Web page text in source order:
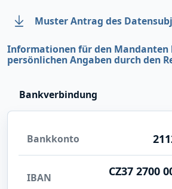
Muster Antrag des
Informationen für den Mandanten
persönlichen Angaben durch den
Bankverbindung
Bankkonto
IBAN
CZ37 2700